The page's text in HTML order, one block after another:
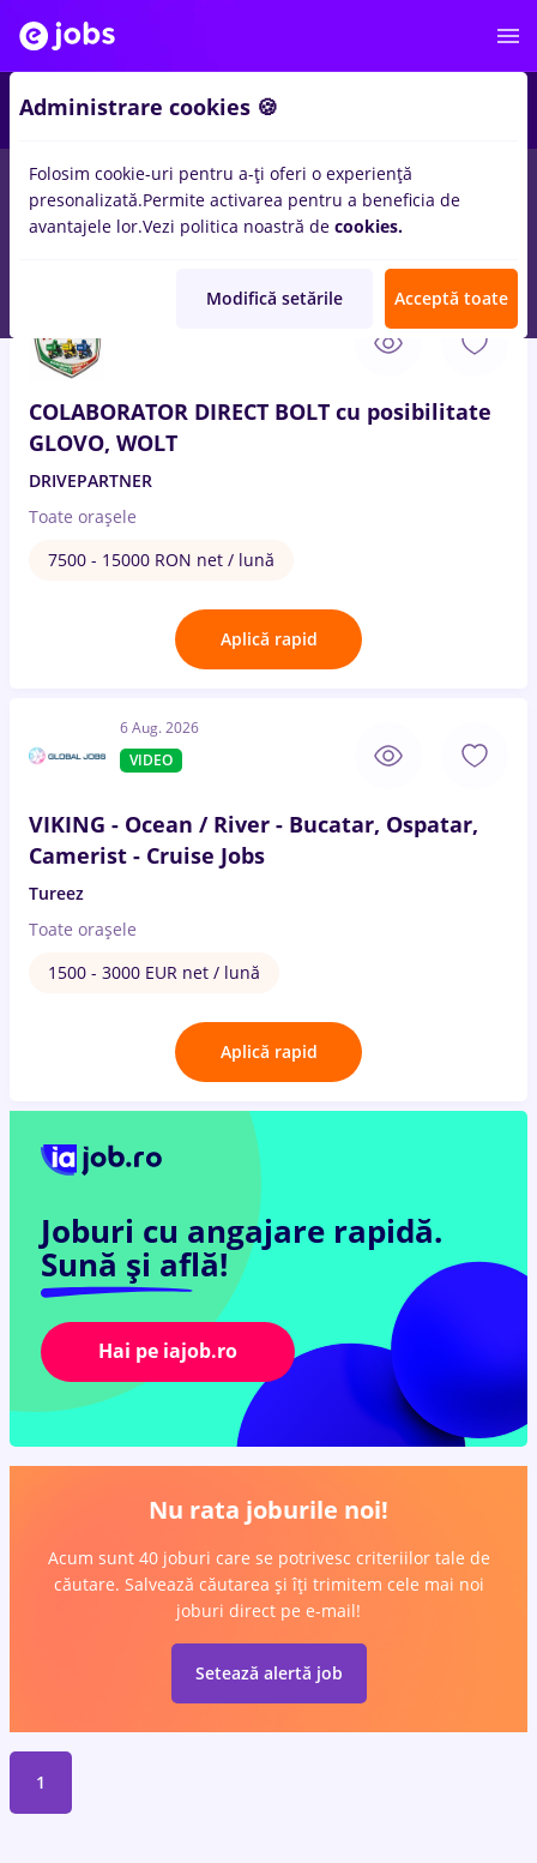
Salarii Fără experiență Entry-Level (< 2 ani)
COLABORATOR DIRECT BOLT cu posibilitate
GLOVO, WOLT
DRIVEPARTNER
Toate oraşele
7500 - 15000 RON net / lună
Aplică rapid
6 Aug. 2026
VIDEO
VIKING - Ocean / River - Bucatar, Ospatar,
Camerist - Cruise Jobs
Tureez
Toate oraşele
1500 - 3000 EUR net / lună
Aplică rapid
Joburi cu angajare rapidă.
Sună și află!
Hai pe iajob.ro
Nu rata joburile noi!
Acum sunt 40 joburi care se potrivesc criteriilor tale de
căutare. Salvează căutarea și îți trimitem cele mai noi
joburi direct pe e-mail!
Setează alertă job
1
Administrare cookies 🍪
Folosim cookie-uri pentru a-ți oferi o experiență
presonalizată.Permite activarea pentru a beneficia de
avantajele lor.Vezi politica noastră de cookies.
Modifică setările Acceptă toate